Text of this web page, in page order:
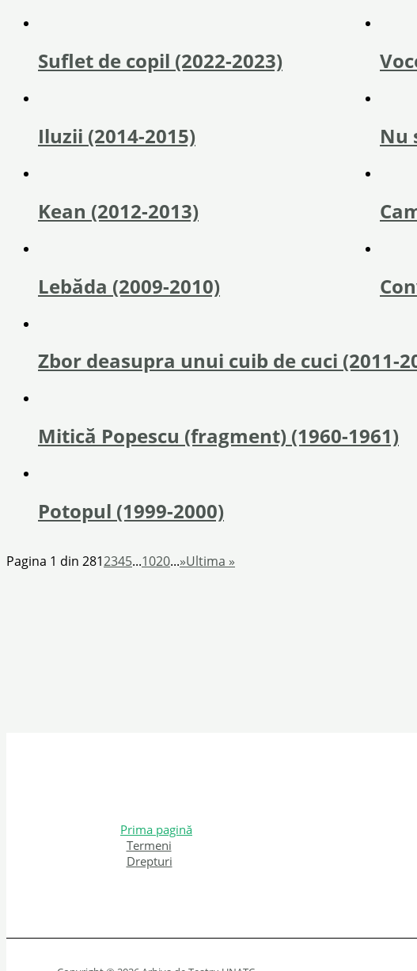
Suflet de copil (2022-2023)
Iluzii (2014-2015) Nu
Kean (2012-2013)
Lebăda (2009-2010)
Zbor deasupra unui cuib de cuci (2011-
Mitică Popescu (fragment) (1960-1961)
Potopul (1999-2000)
Pagina 1 din 2812345...1020...»Ultima »
Prima pagină
Termeni
Drepturi